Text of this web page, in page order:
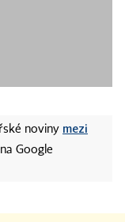
noviny mezi
na Google